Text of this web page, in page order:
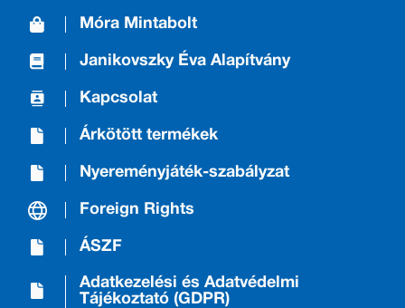
Móra Mintabolt
Janikovszky Éva Alapítvány
Kapcsolat
Árkötött termékek
Nyereményjáték-szabályzat
Foreign Rights
ÁSZF
Adatkezelési és Adatvédelmi
Tájékoztató (GDPR)